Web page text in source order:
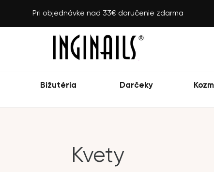
Pri objednávke nad 33€ doručenie zdarma
Bižutéria Darčeky
Kvety